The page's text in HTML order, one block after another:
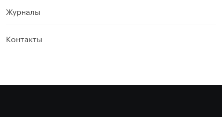
Журналы
Контакты